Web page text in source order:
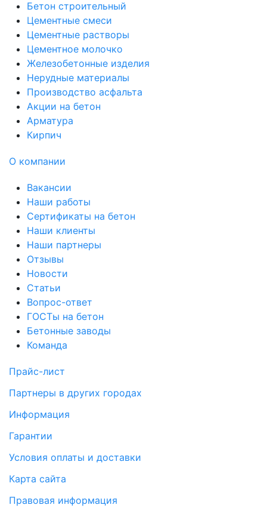
Бетон строительный
Цементные смеси
Цементные растворы
Цементное молочко
Железобетонные изделия
Нерудные материалы
Производство асфальта
Акции на бетон
Арматура
Кирпич
О компании
Вакансии
Наши работы
Сертификаты на бетон
Наши клиенты
Наши партнеры
Отзывы
Новости
Статьи
Вопрос-ответ
ГОСТы на бетон
Бетонные заводы
Команда
Прайс-лист
Партнеры в других городах
Информация
Гарантии
Условия оплаты и доставки
Карта сайта
Правовая информация